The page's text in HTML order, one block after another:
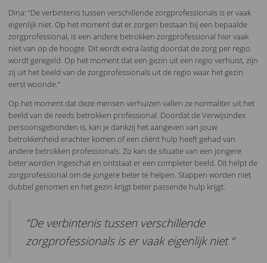
Dina: “De verbintenis tussen verschillende zorgprofessionals is er vaak
eigenlijk niet. Op het moment dat er zorgen bestaan bij een bepaalde
zorgprofessional, is een andere betrokken zorgprofessional hier vaak
niet van op de hoogte. Dit wordt extra lastig doordat de zorg per regio
wordt geregeld. Op het moment dat een gezin uit een regio verhuist, zijn
zij uit het beeld van de zorgprofessionals uit de regio waar het gezin
eerst woonde.“
Op het moment dat deze mensen verhuizen vallen ze normaliter uit het
beeld van de reeds betrokken professional. Doordat de Verwijsindex
persoonsgebonden is, kan je dankzij het aangeven van jouw
betrokkenheid erachter komen of een cliënt hulp heeft gehad van
andere betrokken professionals. Zo kan de situatie van een jongere
beter worden ingeschat en ontstaat er een completer beeld. Dit helpt de
zorgprofessional om de jongere beter te helpen. Stappen worden niet
dubbel genomen en het gezin krijgt beter passende hulp krijgt.
“De verbintenis tussen verschillende
zorgprofessionals is er vaak eigenlijk niet “